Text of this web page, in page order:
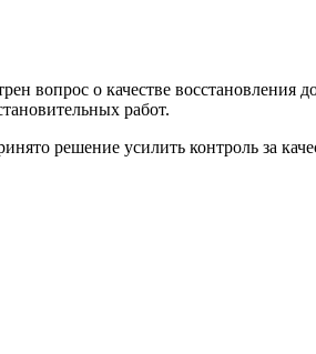
вопрос о качестве восстановления
работ.
решение усилить контроль за